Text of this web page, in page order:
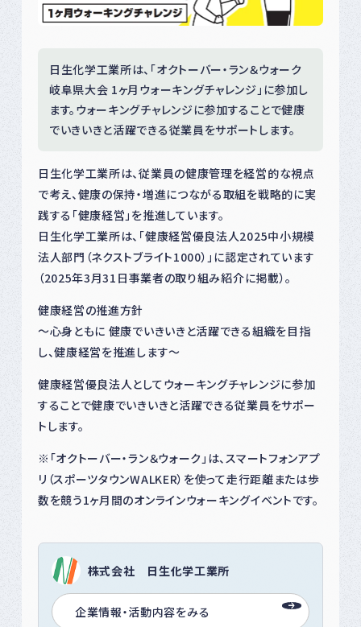
日生化学工業所は、「オクトーバー・ラン＆ウォーク
岐阜県大会 1ヶ月ウォーキングチャレンジ」に参加し
ます。ウォーキングチャレンジに参加することで健康
でいきいきと活躍できる従業員をサポートします。
日生化学工業所は、従業員の健康管理を経営的な視点
で考え、健康の保持・増進につながる取組を戦略的に実
践する「健康経営」を推進しています。
日生化学工業所は、「健康経営優良法人2025中小規模
法人部門（ネクストブライト1000）」に認定されています
（2025年3月31日事業者の取り組み紹介に掲載）。
健康経営の推進方針
～心身ともに 健康でいきいきと活躍できる組織を目指
し、健康経営を推進します～
健康経営優良法人としてウォーキングチャレンジに参加
することで健康でいきいきと活躍できる従業員をサポー
トします。
※「オクトーバー・ラン＆ウォーク」は、スマートフォンアプ
リ（スポーツタウンWALKER）を使って走行距離または歩
数を競う1ヶ月間のオンラインウォーキングイベントです。
株式会社 日生化学工業所
企業情報・活動内容をみる